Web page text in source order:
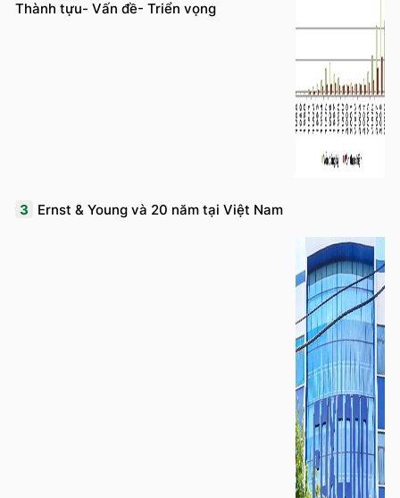
Thành tựu- Vấn đề- Triển vọng
3 Ernst & Young và 20 năm tại Việt Nam